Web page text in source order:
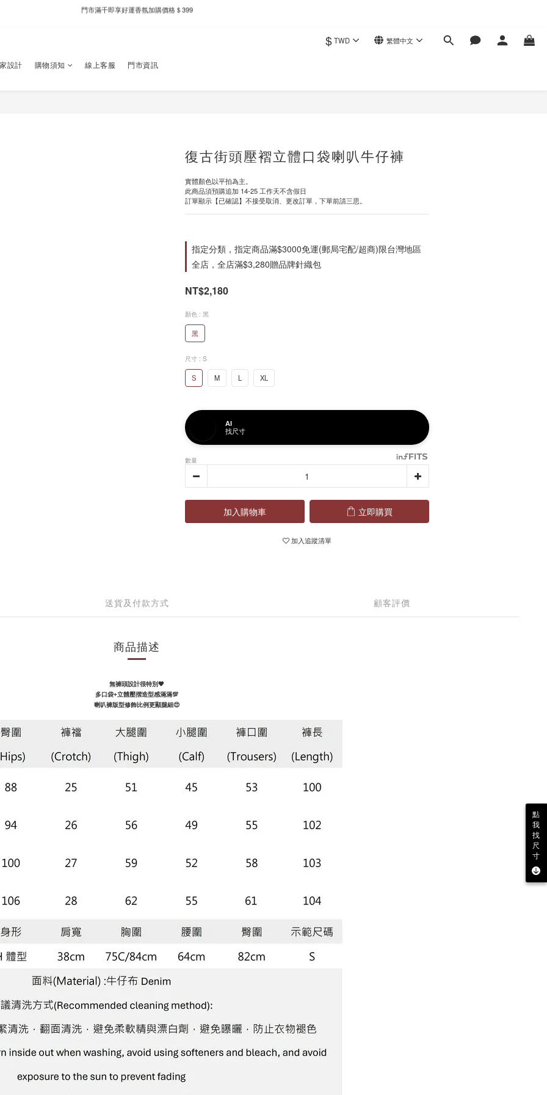
新自製款系列首批限時優惠｜單件95折，任兩件9折
$ TWD 繁體中文
設計 購物須知 線上客服 門市資訊
復古街頭壓褶立體口袋喇叭牛仔褲
實體顏色以平拍為主。
此商品須預購追加 14-25 工作天不含假日
訂單顯示【已確認】不接受取消、更改訂單，下單前請三思。
指定分類，指定商品滿$3000免運(郵局宅配/超商)限台灣地區
全店，全店滿$3,280贈品牌針織包
NT$2,180
顏色 : 黑
黑
尺寸 : S
S M L XL
AI
找尺寸
數量
加入購物車 立即購買
加入追蹤清單
送貨及付款方式 顧客評價
商品描述
無褲頭設計很特別🖤
多口袋+立體壓摺造型感滿滿💯
喇叭褲版型修飾比例更顯腿細😍
點
我
找
尺
寸